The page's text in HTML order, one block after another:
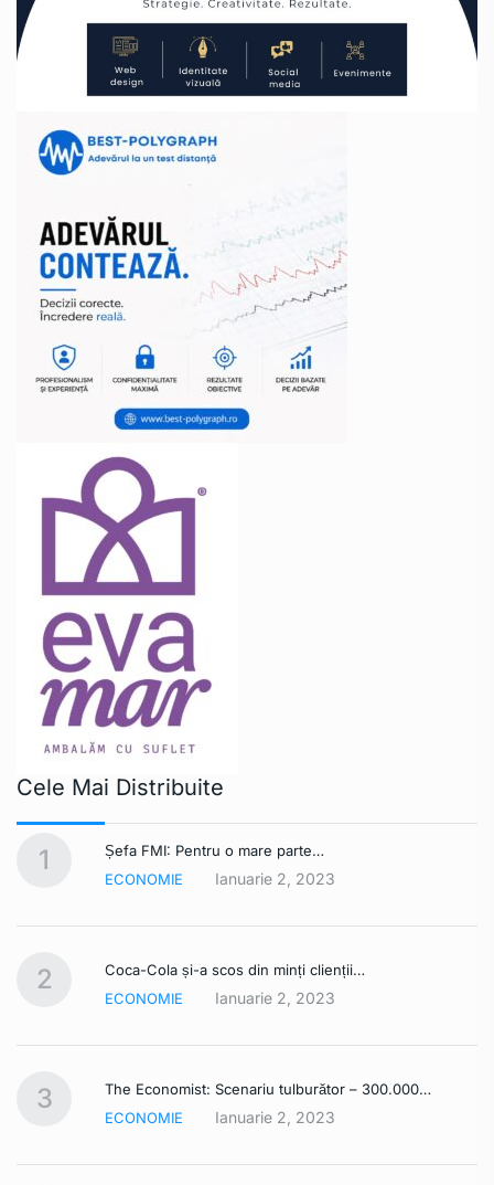
Cele Mai Distribuite
1
Șefa FMI: Pentru o mare parte…
ECONOMIE
Ianuarie 2, 2023
2
Coca-Cola și-a scos din minți clienții…
ECONOMIE
Ianuarie 2, 2023
3
The Economist: Scenariu tulburător – 300.000…
ECONOMIE
Ianuarie 2, 2023